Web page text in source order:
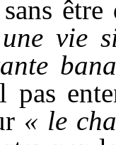
vie
pas
« le